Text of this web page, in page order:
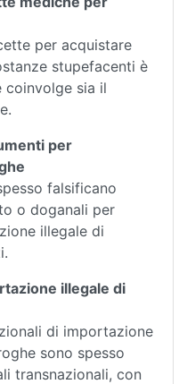
per acquistare
stupefacenti è
coinvolge sia il
per
falsificano
o doganali per
illegale di
illegale di
di importazione
sono spesso
transnazionali, con